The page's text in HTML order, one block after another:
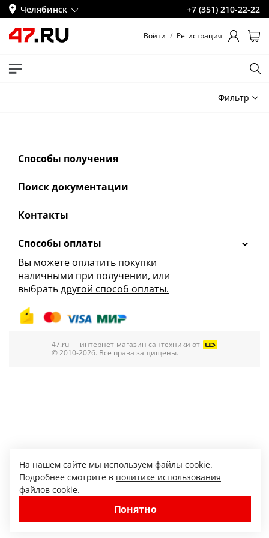
Челябинск +7 (351) 210-22-22
Войти / Регистрация
Фильтр
Способы получения
Поиск документации
Контакты
Способы оплаты
Вы можете оплатить покупки
наличными при получении, или
выбратьдругой способ оплаты.
На нашем сайте мы используем файлы cookie.
Подробнее смотрите в политике использования
файлов cookie.
Понятно
47.ru — интернет-магазин сантехники от
© 2010-2026. Все права защищены.